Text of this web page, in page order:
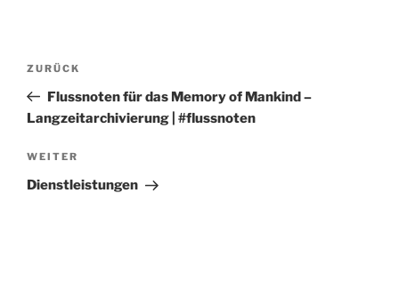
Beitragsnavigation
Vorheriger
Beitrag
ZURÜCK
Flussnoten für das Memory of Mankind –
Langzeitarchivierung | #flussnoten
Nächster
Beitrag
WEITER
Dienstleistungen